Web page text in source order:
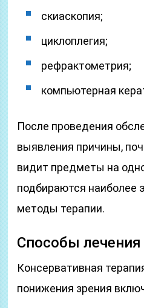
скиаскопия;
циклоплегия;
рефрактометрия;
компьютерная
После проведения
выявления причины,
видит предметы на
подбираются наиболее
методы терапии.
Способы лечения
Консервативная
понижения зрения